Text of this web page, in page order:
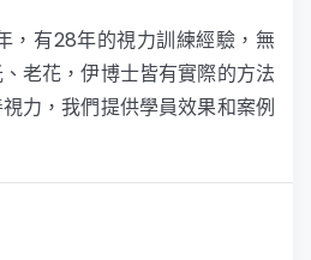
，有28年的視力訓練經驗，無
老花，伊博士皆有實際的方法
力，我們提供學員效果和案例